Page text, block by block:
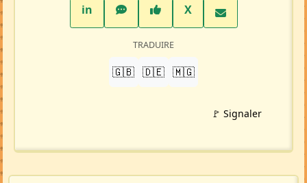
inLinkedInWhatsAppFacebook
XTwitter X
TRADUIRE
🇬🇧 🇩🇪 🇲🇬
🚩 Signaler